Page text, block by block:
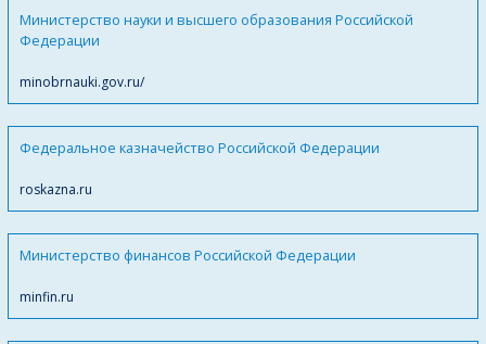
Министерство науки и высшего образования Российской
Федерации
minobrnauki.gov.ru/
Федеральное казначейство Российской Федерации
roskazna.ru
Министерство финансов Российской Федерации
minfin.ru